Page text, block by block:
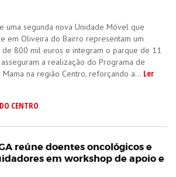
uma segunda nova Unidade Móvel que
em Oliveira do Bairro representam um
de 800 mil euros e integram o parque de 11
a realização do Programa de
na região Centro, reforçando a... Ler
CENTRO
reúne doentes oncológicos e
em workshop de apoio e